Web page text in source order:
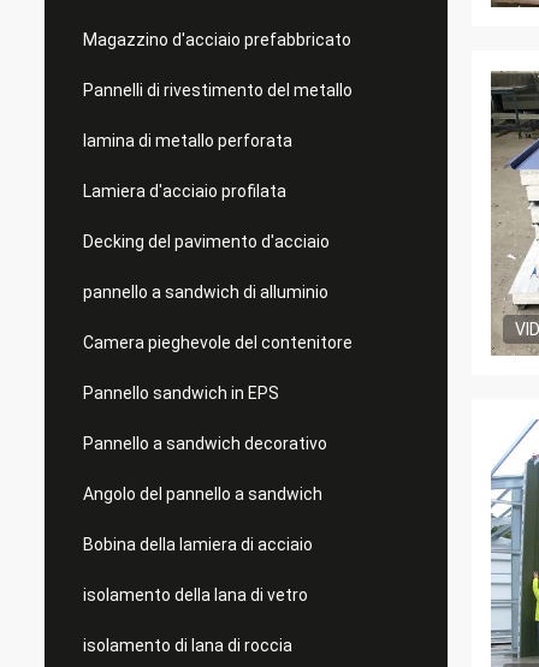
Magazzino d'acciaio prefabbricato
Pannelli di rivestimento del metallo
lamina di metallo perforata
Lamiera d'acciaio profilata
Decking del pavimento d'acciaio
pannello a sandwich di alluminio
Camera pieghevole del contenitore
Pannello sandwich in EPS
Pannello a sandwich decorativo
Angolo del pannello a sandwich
Bobina della lamiera di acciaio
isolamento della lana di vetro
isolamento di lana di roccia